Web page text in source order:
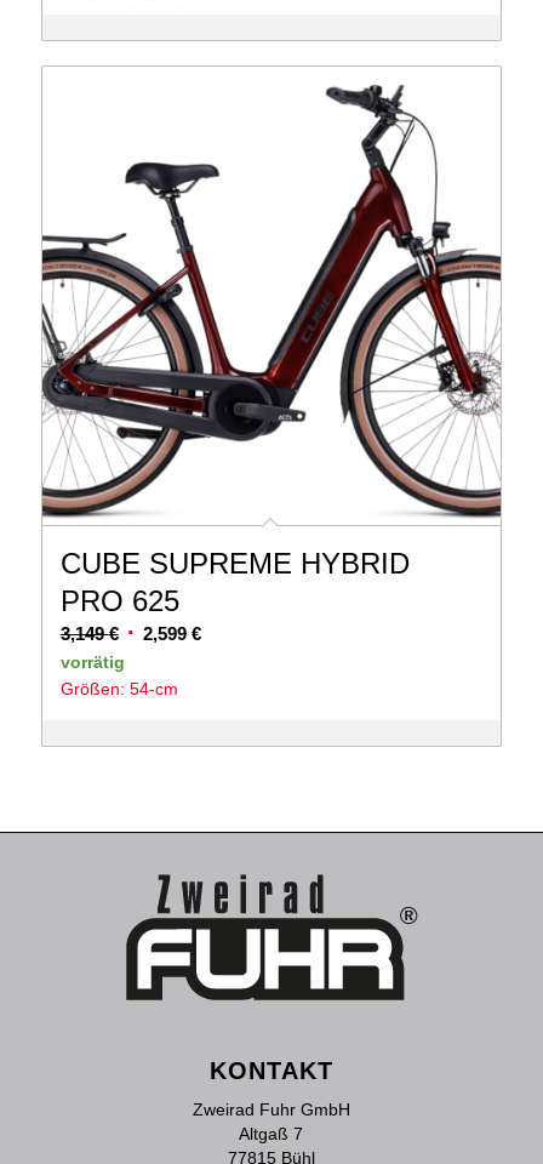
CUBE SUPREME HYBRID
PRO 625
3,149€ Ursprünglicher
Preis
war:
2,599 €Aktueller
vorrätig
Größen: 54-cm
KONTAKT
Zweirad Fuhr GmbH
Altgaß 7
77815 Bühl